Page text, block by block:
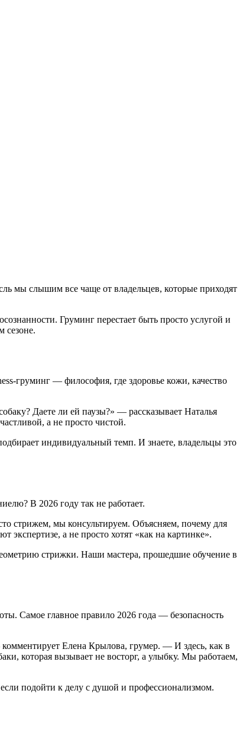
мы слышим все чаще от владельцев, которые приходят
Груминг перестает быть просто услугой и
сезоне.
груминг — философия, где здоровье кожи, качество
Даете ли ей паузы?» — рассказывает Наталья
а не просто чистой.
индивидуальный темп. И знаете, владельцы это
В 2026 году так не работает.
стрижем, мы консультируем. Объясняем, почему для
а не просто хотят «как на картинке».
стрижки. Наши мастера, прошедшие обучение в
Самое главное правило 2026 года — безопасность
Елена Крылова, грумер. — И здесь, как в
которая вызывает не восторг, а улыбку. Мы работаем,
подойти к делу с душой и профессионализмом.